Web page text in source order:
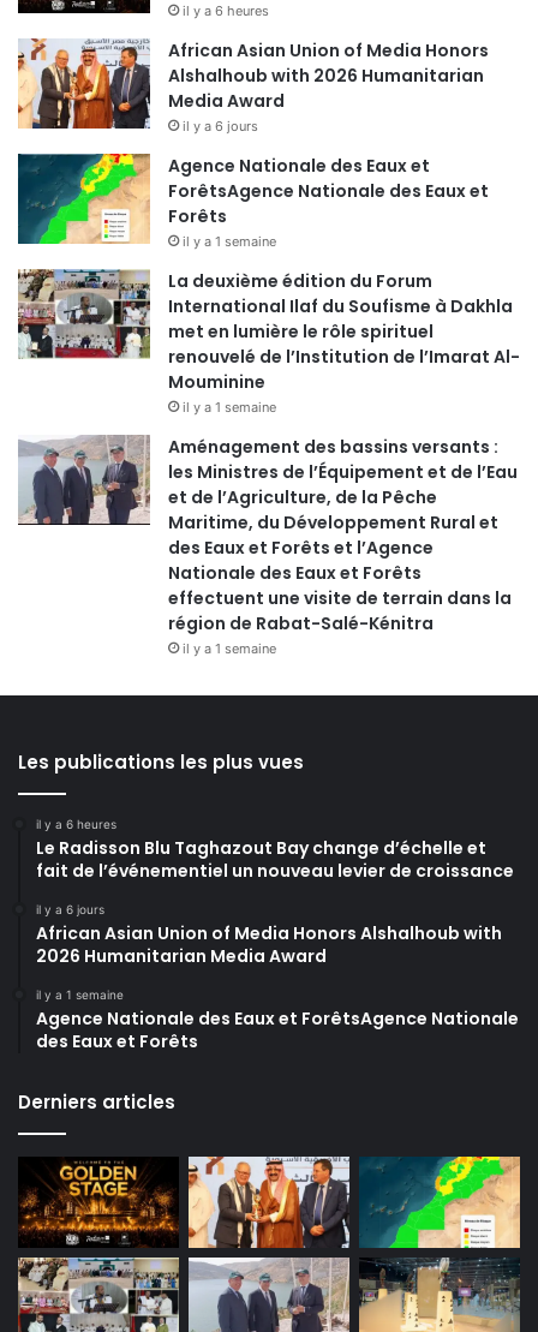
il y a 6 heures
African Asian Union of Media Honors
Alshalhoub with 2026 Humanitarian
Media Award
il y a 6 jours
Agence Nationale des Eaux et
ForêtsAgence Nationale des Eaux et
Forêts
il y a 1 semaine
La deuxième édition du Forum
International Ilaf du Soufisme à Dakhla
met en lumière le rôle spirituel
renouvelé de l’Institution de l’Imarat Al-
Mouminine
il y a 1 semaine
Aménagement des bassins versants :
les Ministres de l’Équipement et de l’Eau
et de l’Agriculture, de la Pêche
Maritime, du Développement Rural et
des Eaux et Forêts et l’Agence
Nationale des Eaux et Forêts
effectuent une visite de terrain dans la
région de Rabat-Salé-Kénitra
il y a 1 semaine
Les publications les plus vues
il y a 6 heures
Le Radisson Blu Taghazout Bay change d’échelle et
fait de l’événementiel un nouveau levier de croissance
il y a 6 jours
African Asian Union of Media Honors Alshalhoub with
2026 Humanitarian Media Award
il y a 1 semaine
Agence Nationale des Eaux et ForêtsAgence Nationale
des Eaux et Forêts
Derniers articles